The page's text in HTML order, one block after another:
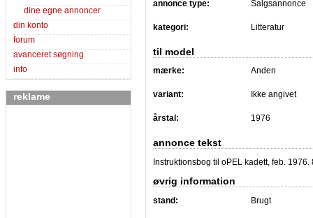
dine egne annoncer
din konto
forum
avanceret søgning
info
reklame
annonce type: Salgsannonce
kategori: Litteratur
til model
mærke: Anden
variant: Ikke angivet
årstal: 1976
annonce tekst
Instruktionsbog til oPEL kadett, feb.
øvrig information
stand: Brugt